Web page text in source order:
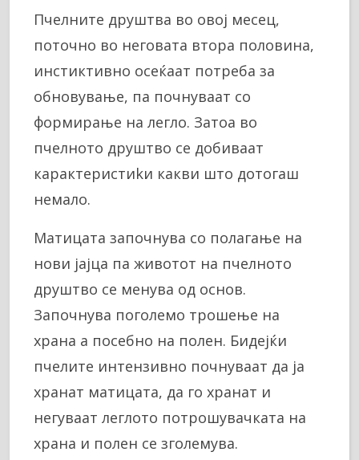
Пчелните друштва во овој месец,
поточно во неговата втора половина,
инстиктивно осеќаат потреба за
обновување, па почнуваат со
формирање на легло. Затоа во
пчелното друштво се добиваат
карактеристиkи какви што дотогаш
немало.
Матицата започнува со полагање на
нови јајца па животот на пчелното
друштво се менува од основ.
Започнува поголемо трошење на
храна а посебно на полен. Бидејќи
пчелите интензивно почнуваат да ја
хранат матицата, да го хранат и
негуваат леглото потрошувачката на
храна и полен се зголемува.